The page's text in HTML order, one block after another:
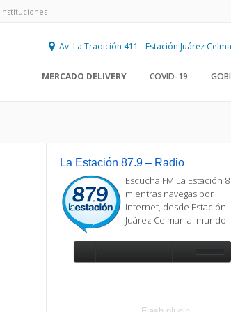
Instituciones
Av. La Tradición 411 - Estación Juárez
MERCADO DELIVERY COVID-19
La Estación 87.9 – Radio
Escucha FM La Estación
mientras navegas por
internet, desde Estación
Juárez Celman al mundo